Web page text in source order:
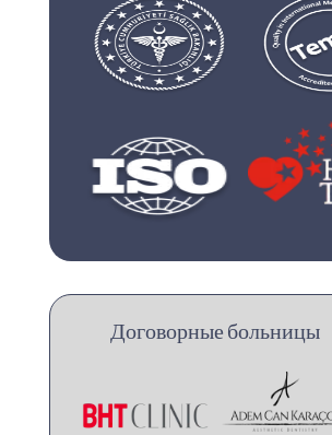
Договорные больницы